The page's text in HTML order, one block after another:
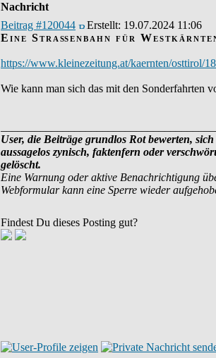
Nachricht
Beitrag #120044 Erstellt: 19.07.2024 11:06
Eine Straßenbahn für
https://www.kleinezeitung.at/kaernten/osttirol/
Wie kann man sich das mit den Sonderfahrten
User, die Beiträge grundlos Rot bewerten,
aussagelos zynisch, faktenfern oder
gelöscht.
Eine Warnung oder aktive Benachrichtigung
Webformular kann eine Sperre wieder
Findest Du dieses Posting gut?